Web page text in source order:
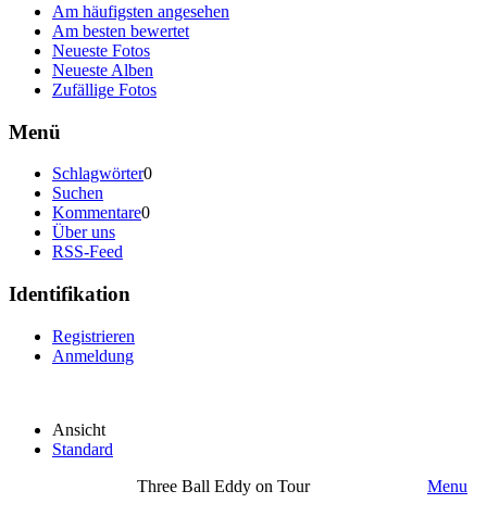
Am häufigsten angesehen
Am besten bewertet
Neueste Fotos
Neueste Alben
Zufällige Fotos
Menü
Schlagwörter0
Suchen
Kommentare0
Über uns
RSS-Feed
Identifikation
Registrieren
Anmeldung
Ansicht
Standard
Three Ball Eddy on Tour
Menu